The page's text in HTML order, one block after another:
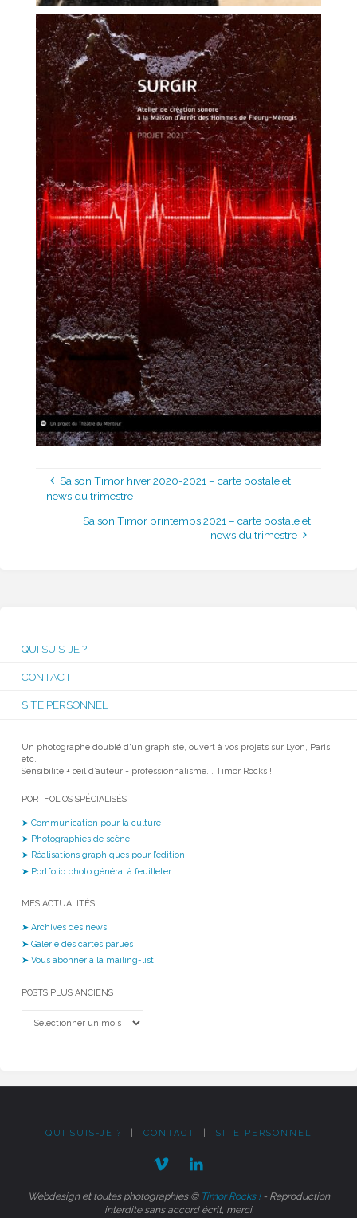
Saison Timor hiver 2020-2021 – carte postale et
news du trimestre
Saison Timor printemps 2021 – carte postale et
news du trimestre
QUI SUIS-JE ?
CONTACT
SITE PERSONNEL
Un photographe doublé d'un graphiste, ouvert à vos projets sur Lyon, Paris,
etc.
Sensibilité + œil d’auteur + professionnalisme... Timor Rocks !
PORTFOLIOS SPÉCIALISÉS
➤ Communication pour la culture
➤ Photographies de scène
➤ Réalisations graphiques pour l’édition
➤ Portfolio photo général à feuilleter
MES ACTUALITÉS
➤ Archives des news
➤ Galerie des cartes parues
➤ Vous abonner à la mailing-list
POSTS PLUS ANCIENS
plus
QUI SUIS-JE ? CONTACT SITE PERSONNEL
Webdesign et toutes photographies © Timor Rocks !- Reproduction
interdite sans accord écrit, merci.